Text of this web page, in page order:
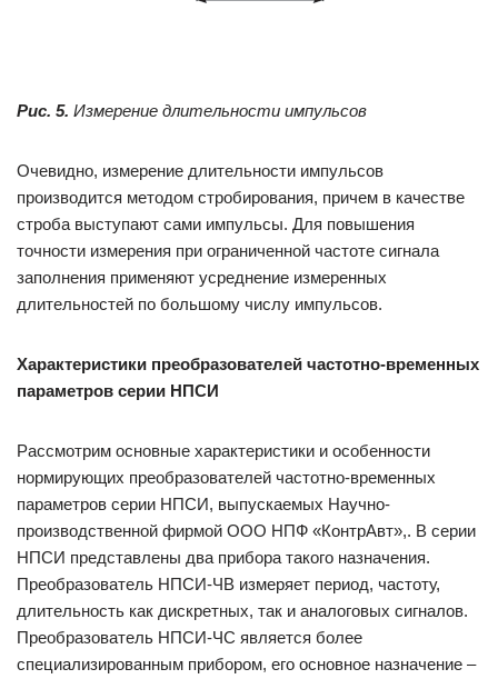
Рис. 5. Измерение длительности импульсов
Очевидно, измерение длительности импульсов
производится методом стробирования, причем в качестве
строба выступают сами импульсы. Для повышения
точности измерения при ограниченной частоте сигнала
заполнения применяют усреднение измеренных
длительностей по большому числу импульсов.
Характеристики преобразователей частотно-временных
параметров серии НПСИ
Рассмотрим основные характеристики и особенности
нормирующих преобразователей частотно-временных
параметров серии НПСИ, выпускаемых Научно-
производственной фирмой ООО НПФ «КонтрАвт»,. В серии
НПСИ представлены два прибора такого назначения.
Преобразователь НПСИ-ЧВ измеряет период, частоту,
длительность как дискретных, так и аналоговых сигналов.
Преобразователь НПСИ-ЧС является более
специализированным прибором, его основное назначение –